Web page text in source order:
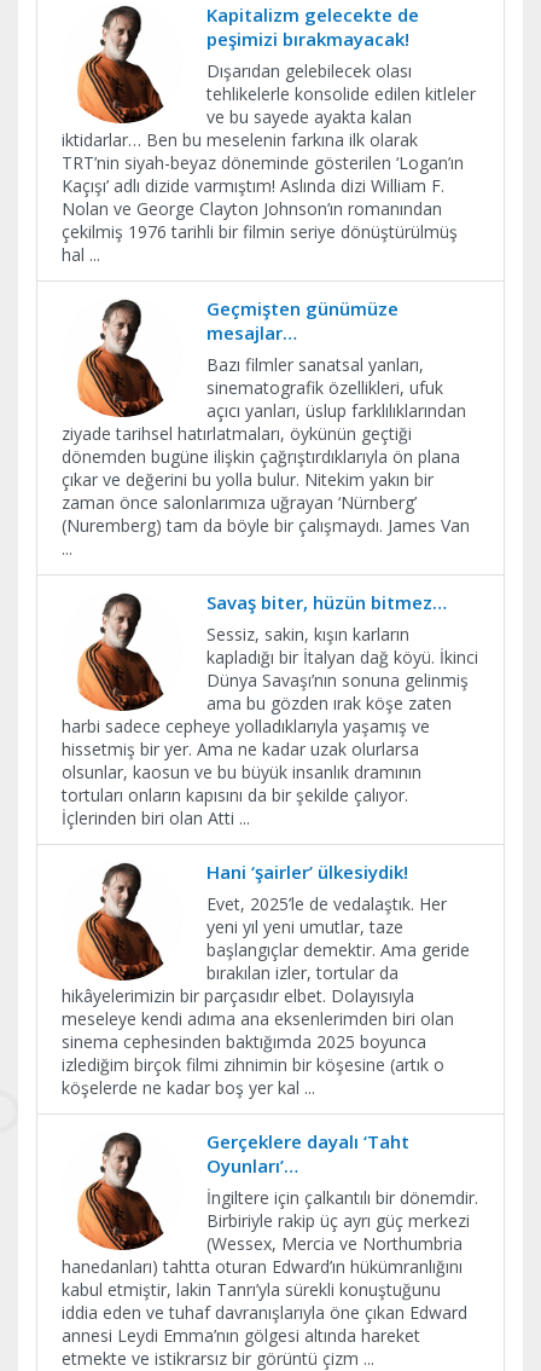
Kapitalizm gelecekte de
peşimizi bırakmayacak!
Dışarıdan gelebilecek olası
tehlikelerle konsolide edilen kitleler
ve bu sayede ayakta kalan
iktidarlar… Ben bu meselenin farkına ilk olarak
TRT’nin siyah-beyaz döneminde gösterilen ‘Logan’ın
Kaçışı’ adlı dizide varmıştım! Aslında dizi William F.
Nolan ve George Clayton Johnson’ın romanından
çekilmiş 1976 tarihli bir filmin seriye dönüştürülmüş
hal ...
Geçmişten günümüze
mesajlar…
Bazı filmler sanatsal yanları,
sinematografik özellikleri, ufuk
açıcı yanları, üslup farklılıklarından
ziyade tarihsel hatırlatmaları, öykünün geçtiği
dönemden bugüne ilişkin çağrıştırdıklarıyla ön plana
çıkar ve değerini bu yolla bulur. Nitekim yakın bir
zaman önce salonlarımıza uğrayan ‘Nürnberg’
(Nuremberg) tam da böyle bir çalışmaydı. James Van
...
Savaş biter, hüzün bitmez…
Sessiz, sakin, kışın karların
kapladığı bir İtalyan dağ köyü. İkinci
Dünya Savaşı’nın sonuna gelinmiş
ama bu gözden ırak köşe zaten
harbi sadece cepheye yolladıklarıyla yaşamış ve
hissetmiş bir yer. Ama ne kadar uzak olurlarsa
olsunlar, kaosun ve bu büyük insanlık dramının
tortuları onların kapısını da bir şekilde çalıyor.
İçlerinden biri olan Atti ...
Hani ‘şairler’ ülkesiydik!
Evet, 2025’le de vedalaştık. Her
yeni yıl yeni umutlar, taze
başlangıçlar demektir. Ama geride
bırakılan izler, tortular da
hikâyelerimizin bir parçasıdır elbet. Dolayısıyla
meseleye kendi adıma ana eksenlerimden biri olan
sinema cephesinden baktığımda 2025 boyunca
izlediğim birçok filmi zihnimin bir köşesine (artık o
köşelerde ne kadar boş yer kal ...
Gerçeklere dayalı ‘Taht
Oyunları’…
İngiltere için çalkantılı bir dönemdir.
Birbiriyle rakip üç ayrı güç merkezi
(Wessex, Mercia ve Northumbria
hanedanları) tahtta oturan Edward’ın hükümranlığını
kabul etmiştir, lakin Tanrı’yla sürekli konuştuğunu
iddia eden ve tuhaf davranışlarıyla öne çıkan Edward
annesi Leydi Emma’nın gölgesi altında hareket
etmekte ve istikrarsız bir görüntü çizm ...